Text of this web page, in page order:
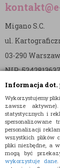
Informacja
Wykorzystujemy
zawsze
statystycznych i
personalizacji
wszystkich plików
pliki niezbędne, a w
mogą być
wykorzystuje dane
Migano S.C.
ul.
03-290
NIP:
REGON:
Nr konta
36 1140 2004